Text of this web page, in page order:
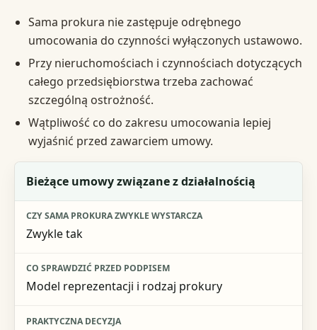
Sama prokura nie zastępuje odrębnego
umocowania do czynności wyłączonych ustawowo.
Przy nieruchomościach i czynnościach dotyczących
całego przedsiębiorstwa trzeba zachować
szczególną ostrożność.
Wątpliwość co do zakresu umocowania lepiej
wyjaśnić przed zawarciem umowy.
Rodzaj czynności
Czy sama prokura zwykle wystarcza
Co sprawdzić przed podpisem
Bieżące umowy związane z działalnością
Zwykle tak
Model reprezentacji i rodzaj prokury